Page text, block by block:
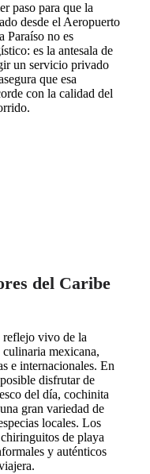
paso para que la
desde el Aeropuerto
Paraíso no es
es la antesala de
un servicio privado
que esa
con la calidad del
del Caribe
reflejo vivo de la
mexicana,
e internacionales. En
disfrutar de
del día, cochinita
gran variedad de
locales. Los
de playa
y auténticos